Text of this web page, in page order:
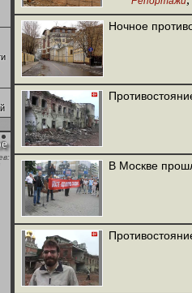
Ночное
В Москве